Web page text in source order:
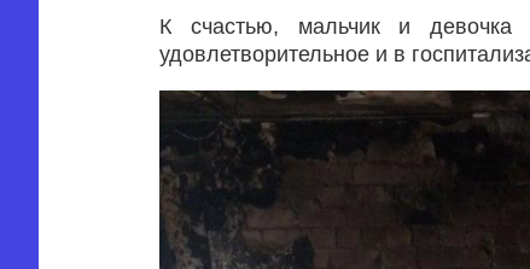
К счастью, мальчик и девочка
удовлетворительное и в